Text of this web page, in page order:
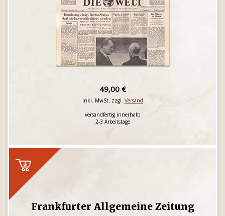
49,00 €
inkl. MwSt. zzgl. Versand
versandfertig innerhalb
2-3 Arbeitstage
Frankfurter Allgemeine Zeitung